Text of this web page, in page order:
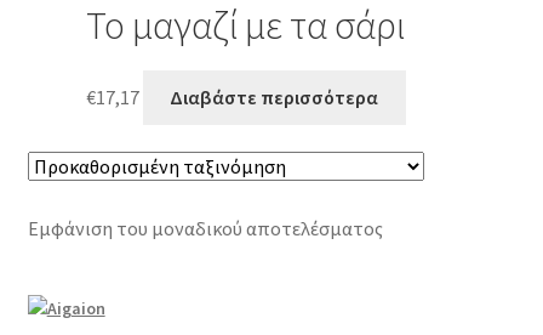
Το μαγαζί με τα σάρι
€17,17 Διαβάστε περισσότερα
Εμφάνιση του μοναδικού αποτελέσματος